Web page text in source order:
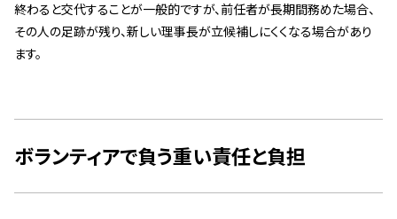
終わると交代することが一般的ですが、前任者が長期間務めた場合、
その人の足跡が残り、新しい理事長が立候補しにくくなる場合があり
ます。
ボランティアで負う重い責任と負担